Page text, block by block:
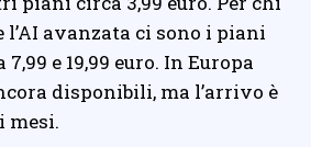
l’AI avanzata ci sono i piani
7,99 e 19,99 euro. In Europa
disponibili, ma l’arrivo è
mesi.